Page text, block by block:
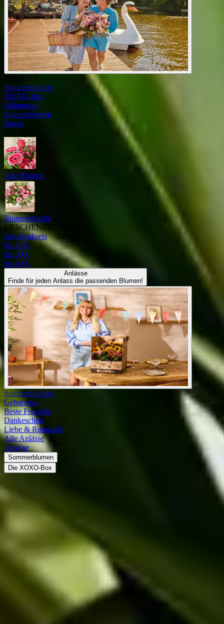
BELIEBT
Sommerblumen
XOXO-Box
Geburtstag
Sonnenblumen
Rosen
Alle Blumen
Blumensträuße
GESCHENKE
Geschenksets
bis 25 €
bis 30 €
bis 40 €
Anlässe
Finde für jeden Anlass die passenden Blumen!
Sommerblumen
Geburtstag
Beste Freundin
Dankeschön
Liebe & Romantik
Alle Anlässe
Anlässe
Sommerblumen
Die XOXO-Box
Drachenbaum (Dracaena)
Der Drachenbaum
Die Gattung Drachenbaum ist Teil der Pflanzenfamilie
Asparagaceae (Spargelgewächse). Es ist bis heute nicht
abschließend geklärt, ob zur Gattung Drachenbaum auch die
Gattung Sansevieria gehört. Je nach Definition schwankt daher die
Anzahl der Arten zwischen nur etwa 50 und bis zu 150. Die
Drachenbaum-Arten sind in tropischen und subtropischen Regionen
heimisch, die meisten von ihnen in Asien und Afrika. Ihre Höhe
variiert je nach Art stark. Ein Drachenbaum als Zimmerpflanze
erreicht eine Höhe von nur etwa 1,5 Metern, in freier Natur werden
manche Arten auch 18 bis 20 Meter hoch. Botanisch betrachtet ist